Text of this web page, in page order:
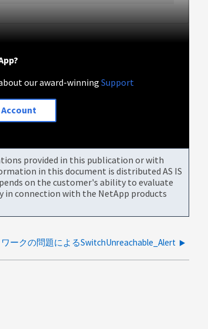
our award-winningSupport
provided in this publication or with
in this document is distributed AS IS
on the customer's ability to evaluate
connection with the NetApp products
ークの問題によるSwitchUnreachable_Alert